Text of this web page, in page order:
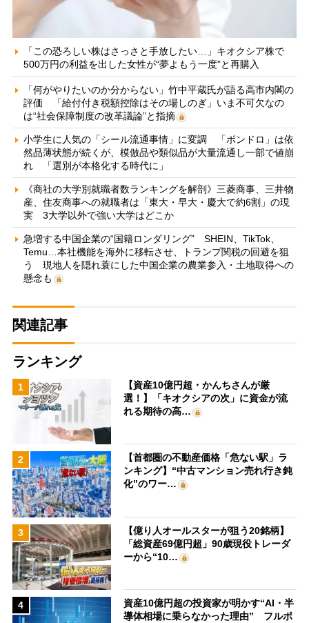
「この恐ろしい株はさっさと手放したい…」キオクシア株で
500万円の利益を出した女性が“夢よもう一度”と再購入
「何がやりたいのか分からない」竹中平蔵氏が語る高市内閣の
評価 「給付付き税額控除はその場しのぎ」いま不可欠なの
は“社会保障制度の改革議論”と指摘
小学生に人気の「シール流通事情」に変調 「ボンドロ」は依
然品薄状態が続くが、模倣品や類似品が大量流通し一部で値崩
れ 「選別が本格化する時代に」
《商社の大学別就職者数ランキングを解剖》三菱商事、三井物
産、住友商事への就職者は「東大・早大・慶大で約6割」の現
実 3大学以外で強い大学はどこか
急増する中国企業の“国籍ロンダリング” SHEIN、TikTok、
Temu…本社機能を海外に移転させ、トランプ関税の回避を狙
う 現地人を隠れ蓑にした中国企業の農業参入・土地取得への
懸念も
関連記事
ランキング
1
【資産10億円超・かんちさんが厳
選！】「キオクシアの次」に資金が流
れる期待の高…
2
【首都圏の不動産価格「危ない駅」ラ
ンキング】“中古マンション売れ行き鈍
化”のワー…
3
【億り人オールスターが狙う20銘柄】
「総資産69億円超」90歳現役トレーダ
ーから“10…
4
資産10億円超の投資家が明かす“AI・半
導体相場に乗らなかった理由” フルポ